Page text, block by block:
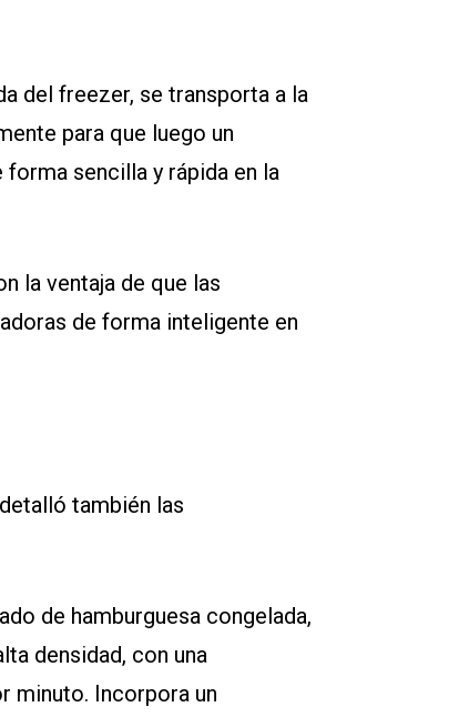
del freezer, se transporta a la
para que luego un
sencilla y rápida en la
la ventaja de que las
de forma inteligente en
también las
de hamburguesa congelada,
densidad, con una
minuto. Incorpora un